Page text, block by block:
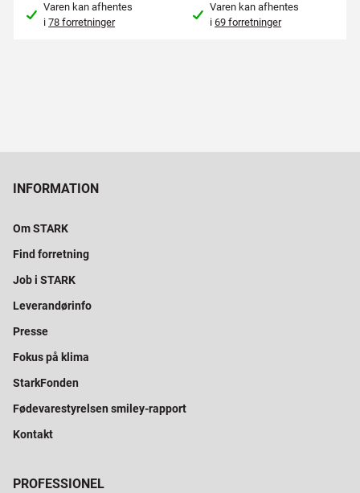
Varen kan afhentes
i78 forretninger
Varen kan afhentes
i69 forretninger
INFORMATION
Om STARK
Find forretning
Job i STARK
Leverandørinfo
Presse
Fokus på klima
StarkFonden
Fødevarestyrelsen smiley-rapport
Kontakt
PROFESSIONEL